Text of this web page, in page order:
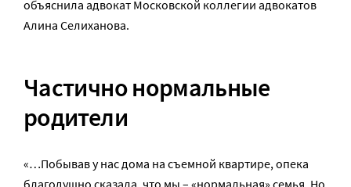
объяснила адвокат Московской коллегии адвокатов
Алина Селиханова.
Частично нормальные
родители
«…Побывав у нас дома на съемной квартире, опека
благодушно сказала, что мы – «нормальная» семья. Но